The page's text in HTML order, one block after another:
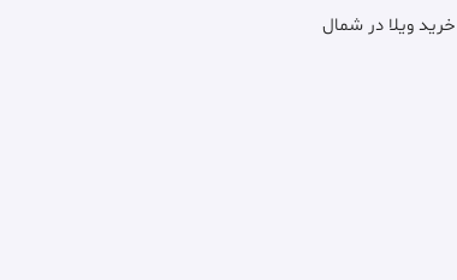
خرید ویلا در شمال